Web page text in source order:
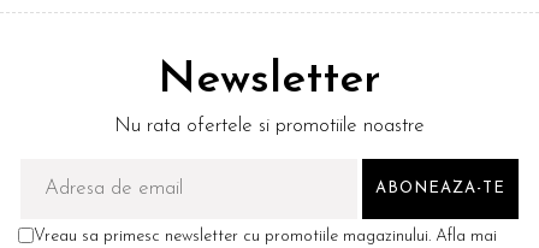
Newsletter
Nu rata ofertele si promotiile noastre
Vreau sa primesc newsletter cu promotiile magazinului. Afla mai